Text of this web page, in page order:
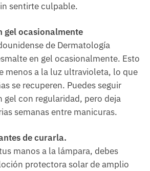
sentirte culpable.
gel ocasionalmente
de Dermatología
en gel ocasionalmente. Esto
menos a la luz ultravioleta, lo que
se recuperen. Puedes seguir
gel con regularidad, pero deja
semanas entre manicuras.
de curarla.
manos a la lámpara, debes
protectora solar de amplio